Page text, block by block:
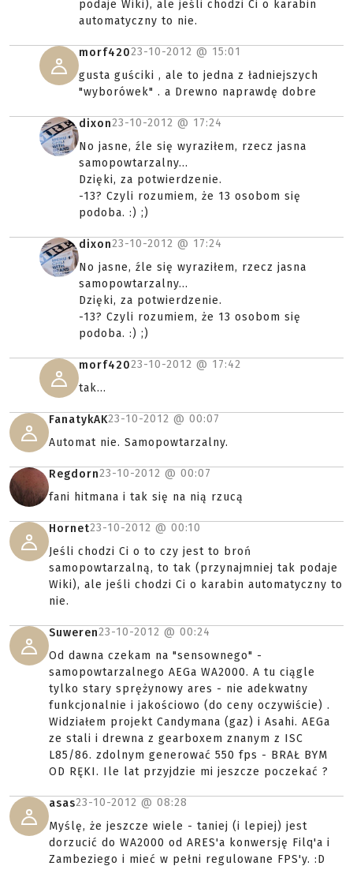
podaje Wiki), ale jeśli chodzi Ci o karabin
automatyczny to nie.
morf42023-10-2012 @ 15:01
gusta guściki , ale to jedna z ładniejszych
"wyborówek" . a Drewno naprawdę dobre
dixon23-10-2012 @ 17:24
No jasne, źle się wyraziłem, rzecz jasna
samopowtarzalny...
Dzięki, za potwierdzenie.
-13? Czyli rozumiem, że 13 osobom się
podoba. :) ;)
dixon23-10-2012 @ 17:24
No jasne, źle się wyraziłem, rzecz jasna
samopowtarzalny...
Dzięki, za potwierdzenie.
-13? Czyli rozumiem, że 13 osobom się
podoba. :) ;)
morf42023-10-2012 @ 17:42
tak...
FanatykAK23-10-2012 @ 00:07
Automat nie. Samopowtarzalny.
Regdorn23-10-2012 @ 00:07
fani hitmana i tak się na nią rzucą
Hornet23-10-2012 @ 00:10
Jeśli chodzi Ci o to czy jest to broń
samopowtarzalną, to tak (przynajmniej tak podaje
Wiki), ale jeśli chodzi Ci o karabin automatyczny to
nie.
Suweren23-10-2012 @ 00:24
Od dawna czekam na "sensownego" -
samopowtarzalnego AEGa WA2000. A tu ciągle
tylko stary sprężynowy ares - nie adekwatny
funkcjonalnie i jakościowo (do ceny oczywiście) .
Widziałem projekt Candymana (gaz) i Asahi. AEGa
ze stali i drewna z gearboxem znanym z ISC
L85/86. zdolnym generować 550 fps - BRAŁ BYM
OD RĘKI. Ile lat przyjdzie mi jeszcze poczekać ?
asas23-10-2012 @ 08:28
Myślę, że jeszcze wiele - taniej (i lepiej) jest
dorzucić do WA2000 od ARES'a konwersję Filq'a i
Zambeziego i mieć w pełni regulowane FPS'y. :D